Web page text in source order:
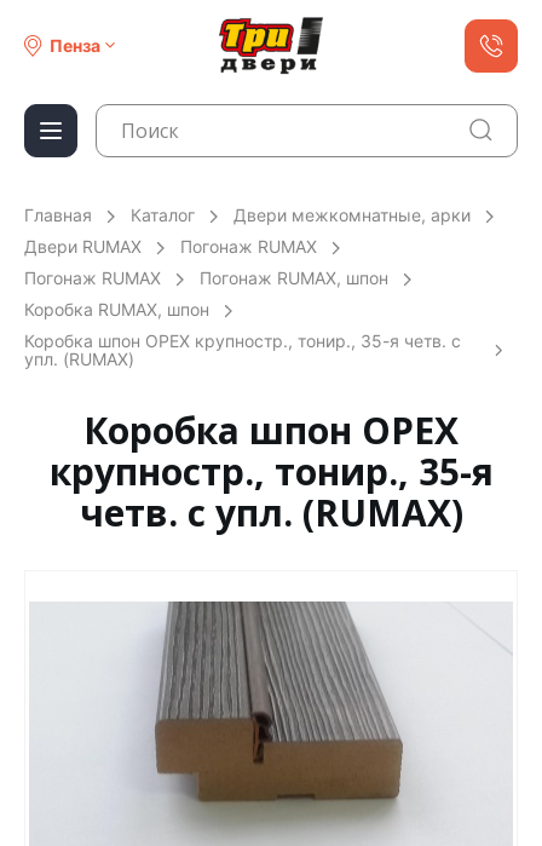
Пенза
Главная Каталог
Двери межкомнатные, арки
Двери RUMAX
Погонаж RUMAX
Погонаж RUMAX
Погонаж RUMAX, шпон
Коробка RUMAX, шпон
Коробка шпон ОРЕХ крупностр., тонир., 35-я четв. с
упл. (RUMAX)
Коробка шпон ОРЕХ
крупностр., тонир., 35-я
четв. с упл. (RUMAX)